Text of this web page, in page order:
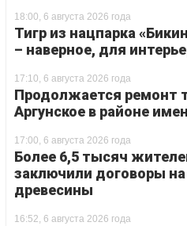
18:00, 6 августа 2026 года
Тигр из нацпарка
– наверное, для
17:10, 6 августа 2026 года
Продолжается ремонт
Аргунское в районе
17:00, 6 августа 2026 года
Более 6,5 тысяч
заключили договоры на
древесины
16:52, 6 августа 2026 года